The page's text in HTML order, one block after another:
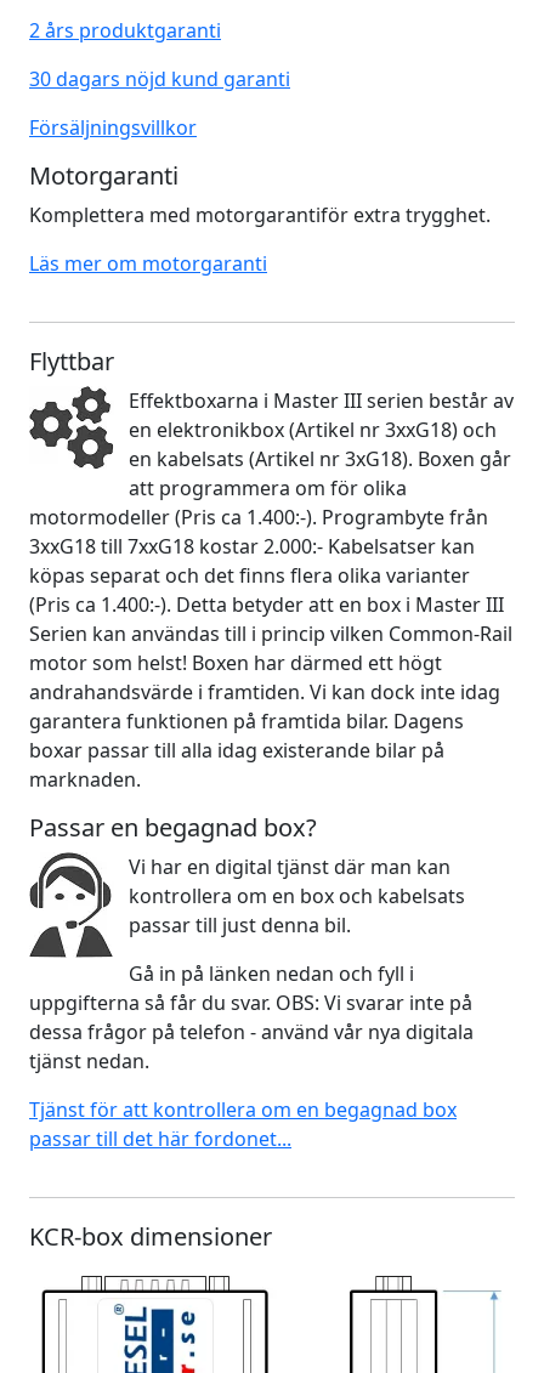
2 års produktgaranti
30 dagars nöjd kund garanti
Försäljningsvillkor
Motorgaranti
Komplettera med motorgarantiför extra trygghet.
Läs mer om motorgaranti
Flyttbar
Effektboxarna i Master III serien består av
en elektronikbox (Artikel nr 3xxG18) och
en kabelsats (Artikel nr 3xG18). Boxen går
att programmera om för olika
motormodeller (Pris ca 1.400:-). Programbyte från
3xxG18 till 7xxG18 kostar 2.000:- Kabelsatser kan
köpas separat och det finns flera olika varianter
(Pris ca 1.400:-). Detta betyder att en box i Master III
Serien kan användas till i princip vilken Common-Rail
motor som helst! Boxen har därmed ett högt
andrahandsvärde i framtiden. Vi kan dock inte idag
garantera funktionen på framtida bilar. Dagens
boxar passar till alla idag existerande bilar på
marknaden.
Passar en begagnad box?
Vi har en digital tjänst där man kan
kontrollera om en box och kabelsats
passar till just denna bil.
Gå in på länken nedan och fyll i
uppgifterna så får du svar. OBS: Vi svarar inte på
dessa frågor på telefon - använd vår nya digitala
tjänst nedan.
Tjänst för att kontrollera om en begagnad box
passar till det här fordonet...
KCR-box dimensioner